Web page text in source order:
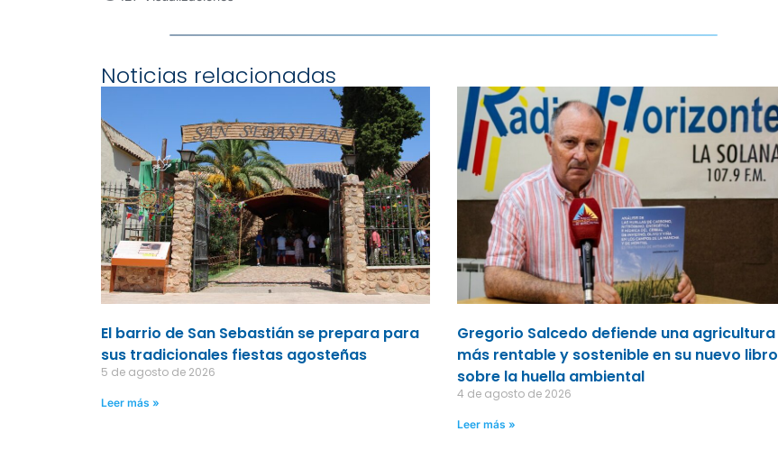
Noticias relacionadas
El barrio de San Sebastián se prepara para
sus tradicionales fiestas agosteñas
5 de agosto de 2026
Leer más »
Gregorio Salcedo defiende una agricultura
más rentable y sostenible en su nuevo libro
sobre la huella ambiental
4 de agosto de 2026
Leer más »